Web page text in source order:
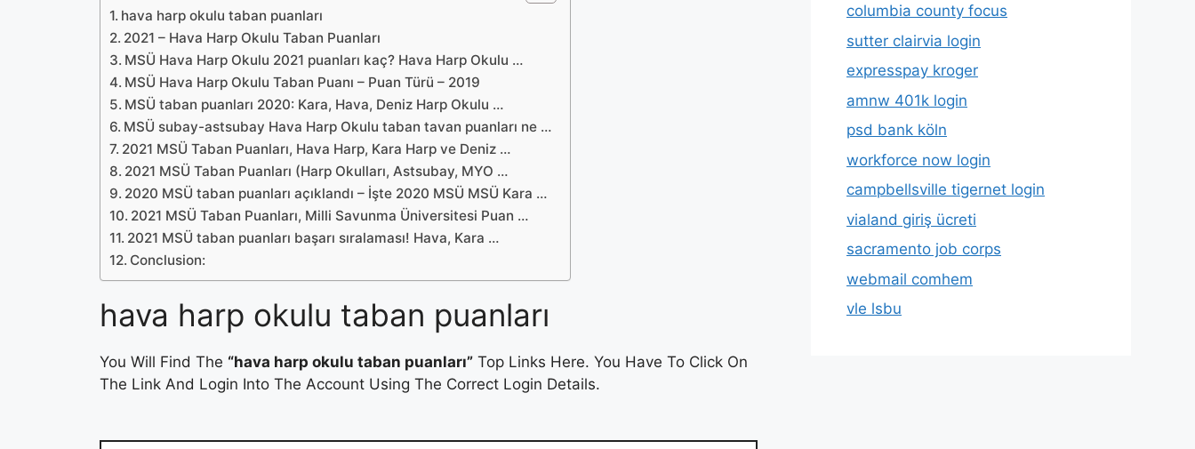
hava harp okulu taban puanları
2021 – Hava Harp Okulu Taban Puanları
MSÜ Hava Harp Okulu 2021 puanları kaç? Hava Harp Okulu …
MSÜ Hava Harp Okulu Taban Puanı – Puan Türü – 2019
MSÜ taban puanları 2020: Kara, Hava, Deniz Harp Okulu …
MSÜ subay-astsubay Hava Harp Okulu taban tavan puanları ne …
2021 MSÜ Taban Puanları, Hava Harp, Kara Harp ve Deniz …
2021 MSÜ Taban Puanları (Harp Okulları, Astsubay, MYO …
2020 MSÜ taban puanları açıklandı – İşte 2020 MSÜ MSÜ Kara …
2021 MSÜ Taban Puanları, Milli Savunma Üniversitesi Puan …
2021 MSÜ taban puanları başarı sıralaması! Hava, Kara …
Conclusion:
hava harp okulu taban puanları
You Will Find The “hava harp okulu taban puanları” Top Links Here. You Have To Click On
The Link And Login Into The Account Using The Correct Login Details.
columbia county focus
sutter clairvia login
expresspay kroger
amnw 401k login
psd bank köln
workforce now login
campbellsville tigernet login
vialand giriş ücreti
sacramento job corps
webmail comhem
vle lsbu